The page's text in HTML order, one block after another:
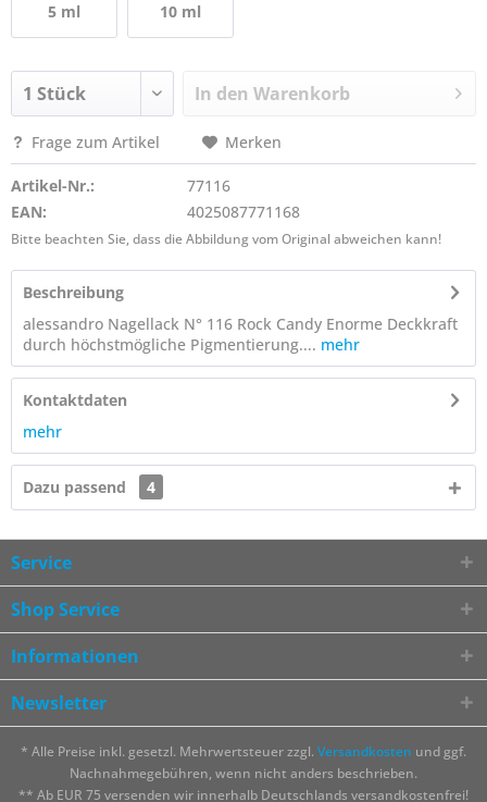
5 ml 10 ml
In den Warenkorb
Frage zum Artikel Merken
Artikel-Nr.:
77116
EAN:
4025087771168
Bitte beachten Sie, dass die Abbildung vom Original abweichen kann!
Beschreibung
alessandro Nagellack N° 116 Rock Candy Enorme Deckkraft
durch höchstmögliche Pigmentierung.... mehr
Kontaktdaten
mehr
Dazu passend 4
Service
Shop Service
Informationen
Newsletter
* Alle Preise inkl. gesetzl. Mehrwertsteuer zzgl. Versandkosten und ggf.
Nachnahmegebühren, wenn nicht anders beschrieben.
** Ab EUR 75 versenden wir innerhalb Deutschlands versandkostenfrei!